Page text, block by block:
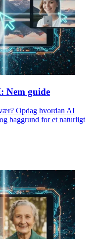
Nem guide
Opdag hvordan AI
baggrund for et naturligt